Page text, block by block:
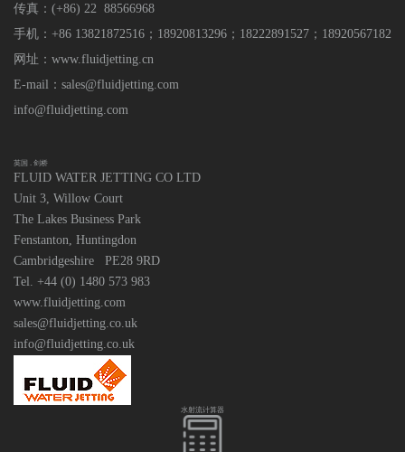
传真：(+86) 22 88566968
手机：+86 13821872516；18920813296 ； 18222891527；18920567182
网址：www.fluidjetting.cn
E-mail：sales@fluidjetting.com
info@fluidjetting.com
英国 . 剑桥
FLUID WATER JETTING CO LTD
Unit 3, Willow Court
The Lakes Business Park
Fenstanton, Huntingdon
Cambridgeshire PE28 9RD
Tel. +44 (0) 1480 573 983
www.fluidjetting.com
sales@fluidjetting.co.uk
info@fluidjetting.co.uk
水射流计算器